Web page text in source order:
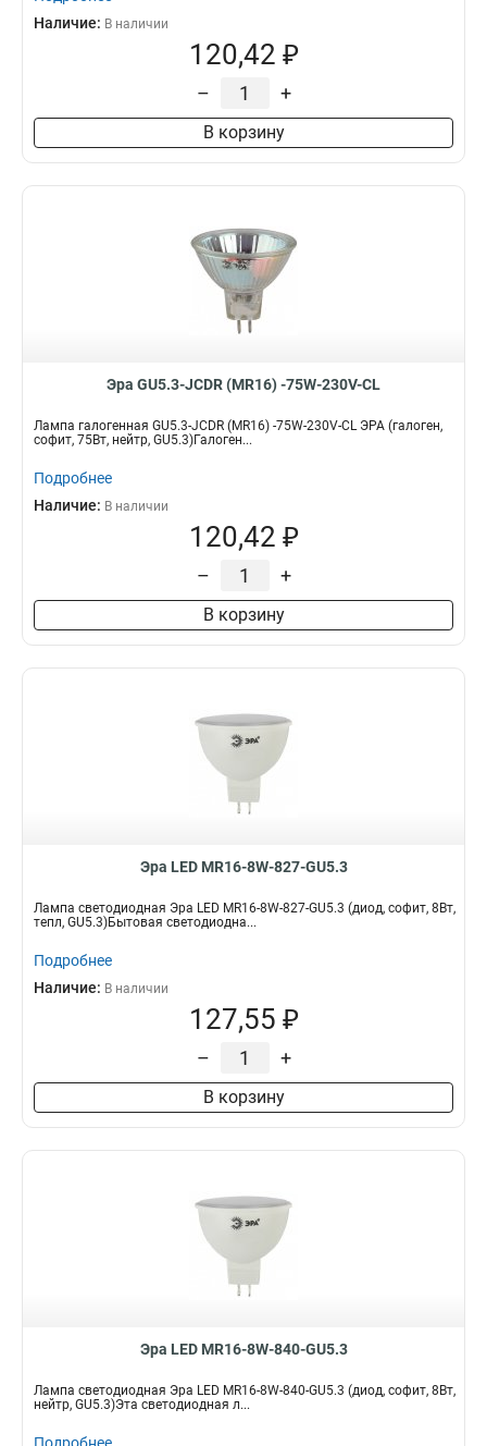
Наличие: В наличии
120,42 ₽
– +
В корзину
Эра GU5.3-JCDR (MR16) -75W-230V-CL
Лампа галогенная GU5.3-JCDR (MR16) -75W-230V-CL ЭРА (галоген,
софит, 75Вт, нейтр, GU5.3)Галоген...
Подробнее
Наличие: В наличии
120,42 ₽
– +
В корзину
Эра LED MR16-8W-827-GU5.3
Лампа светодиодная Эра LED MR16-8W-827-GU5.3 (диод, софит, 8Вт,
тепл, GU5.3)Бытовая светодиодна...
Подробнее
Наличие: В наличии
127,55 ₽
– +
В корзину
Эра LED MR16-8W-840-GU5.3
Лампа светодиодная Эра LED MR16-8W-840-GU5.3 (диод, софит, 8Вт,
нейтр, GU5.3)Эта светодиодная л...